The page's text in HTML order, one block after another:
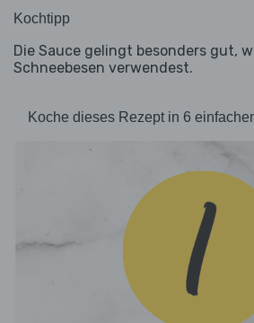
Kochtipp
Die Sauce gelingt besonders gut,
Schneebesen verwendest.
Koche dieses Rezept in 6